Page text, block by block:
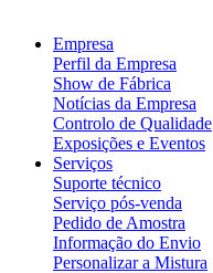
Empresa
Perfil da Empresa
Show de Fábrica
Notícias da Empresa
Controlo de Qualidade
Exposições e Eventos
Serviços
Suporte técnico
Serviço pós-venda
Pedido de Amostra
Informação do Envio
Personalizar a Mistura